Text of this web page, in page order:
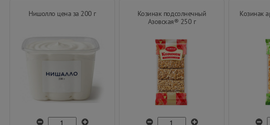
Нишолло цена за 200 г
Козинак подсолнечный
Азовская® 250 г
Козинак